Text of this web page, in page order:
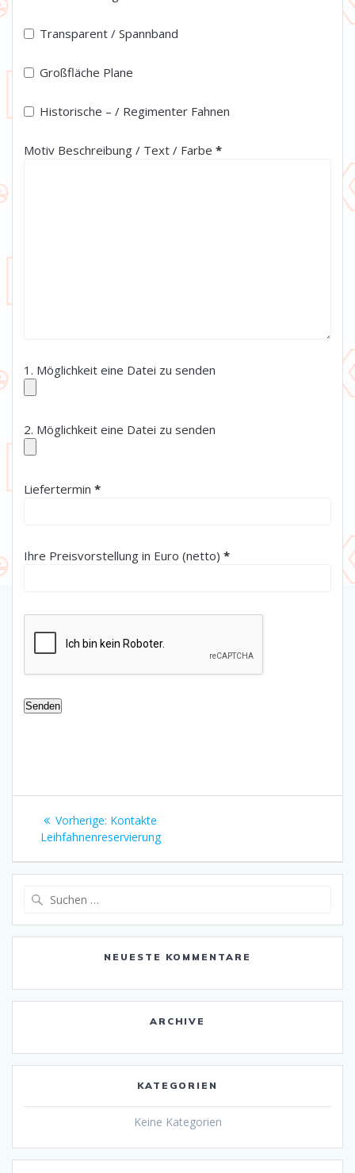
Transparent / Spannband
Großfläche Plane
Historische – / Regimenter Fahnen
Motiv Beschreibung / Text / Farbe (erforderlich)
*
1. Möglichkeit eine Datei zu senden
2. Möglichkeit eine Datei zu senden
Liefertermin (erforderlich)
*
Ihre Preisvorstellung in Euro (netto) (erforderlich)
*
Senden
Beitrags-
Navigation
Vorherige: Vorheriger
Beitrag:
Kontakte
Leihfahnenreservierung
NEUESTE KOMMENTARE
ARCHIVE
KATEGORIEN
Keine Kategorien